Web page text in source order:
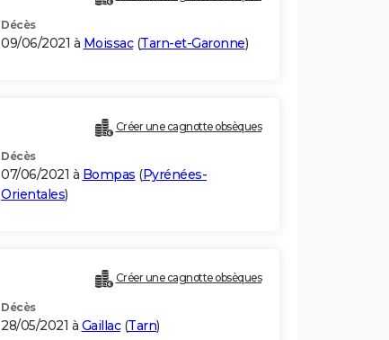
Décès
09/06/2021 à Moissac(Tarn-et-Garonne)
Créer une cagnotte obsèques
Décès
07/06/2021 à Bompas (Pyrénées-
Orientales)
Créer une cagnotte obsèques
Décès
28/05/2021 à Gaillac(Tarn)